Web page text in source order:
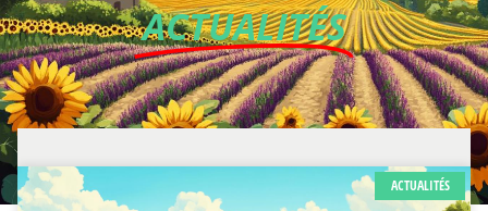
ACTUALITÉS
ACTUALITÉS